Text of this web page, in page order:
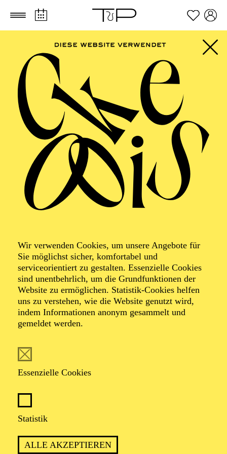
Zum Hauptinhalt springen Zum Footer springen
Wir verwenden Cookies, um unsere Angebote für
Sie möglichst sicher, komfortabel und
serviceorientiert zu gestalten. Essenzielle Cookies
sind unentbehrlich, um die Grundfunktionen der
Website zu ermöglichen. Statistik-Cookies helfen
uns zu verstehen, wie die Website genutzt wird,
indem Informationen anonym gesammelt und
gemeldet werden.
Essenzielle Cookies
Statistik
ALLE AKZEPTIEREN
Foto: Björn Hickmann
frühen Kindesalter, dass sie Geigerin werden wird. Sie